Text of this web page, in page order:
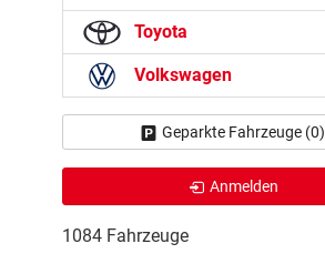
Toyota
Volkswagen
Geparkte Fahrzeuge (0)
Anmelden
1084 Fahrzeuge